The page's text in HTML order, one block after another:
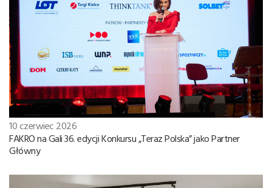
10 czerwiec 2026
FAKRO na Gali 36. edycji Konkursu „Teraz Polska” jako Partner
Główny